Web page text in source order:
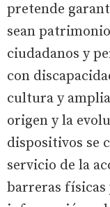
pretende
sean
ciudadanos y
con
cultura y
origen y la
dispositivos se
servicio de la
barreras físicas